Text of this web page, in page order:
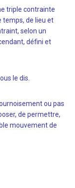
triple contrainte
temps, de lieu et
selon un
défini et
le dis.
ou pas
de permettre,
mouvement de